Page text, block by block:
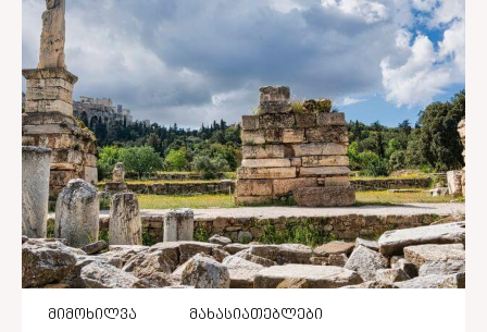
მიმოხილვა მახასიათებლები